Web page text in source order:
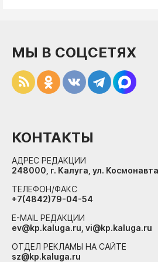
МЫ В СОЦСЕТЯХ
КОНТАКТЫ
АДРЕС РЕДАКЦИИ
248000, г. Калуга, ул.
ТЕЛЕФОН/ФАКС
+7(4842)79-04-54
E-MAIL РЕДАКЦИИ
ev@kp.kaluga.ru, vi@kp.kaluga.ru
ОТДЕЛ РЕКЛАМЫ НА САЙТЕ
sz@kp.kaluga.ru